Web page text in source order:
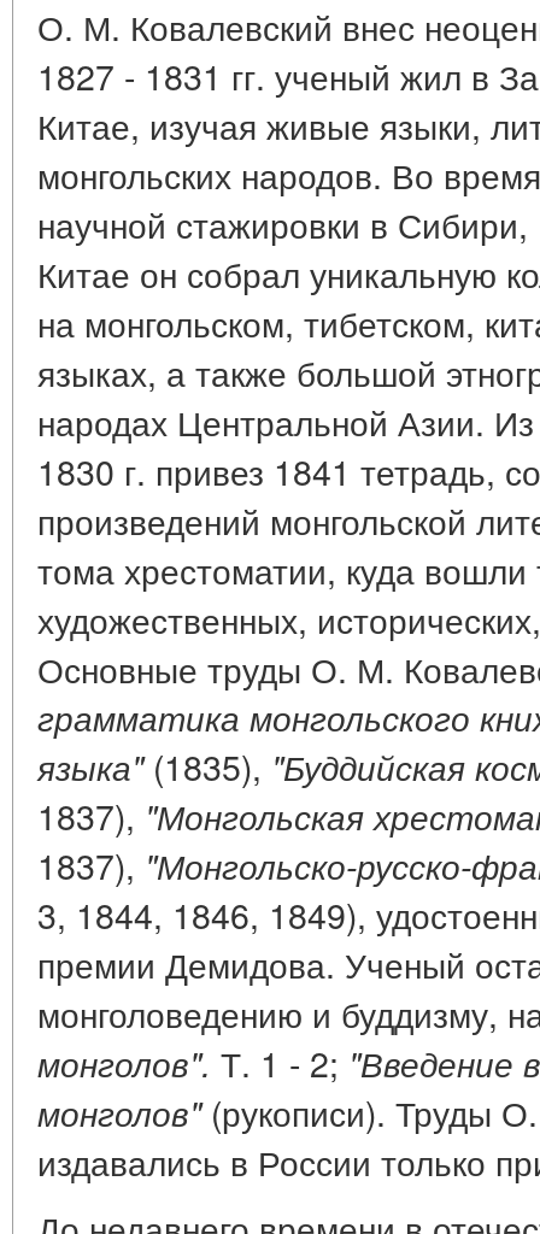
О. М. Ковалевский внес
1827 - 1831 гг. ученый жил в
Китае, изучая живые языки,
монгольских народов. Во
научной стажировки в
Китае он собрал уникальную
на монгольском, тибетском,
языках, а также большой
народах Центральной Азии.
1830 г. привез 1841 тетрадь,
произведений монгольской
тома хрестоматии, куда вошли
художественных,
Основные труды О. М.
грамматика монгольского
языка"(1835), "Буддийская
1837), "Монгольская
1837), "Монгольско-русско-
3, 1844, 1846, 1849),
премии Демидова. Ученый
монголоведению и буддизму,
монголов". Т. 1 - 2; "Введение
монголов"(рукописи). Труды
издавались в России только